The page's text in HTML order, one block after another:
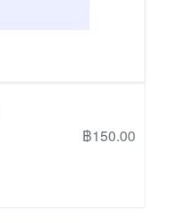
฿150.00